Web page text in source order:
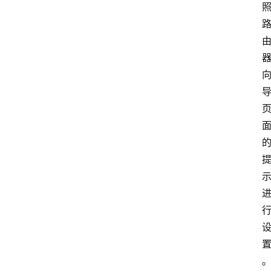
照
路
由
器
向
导
页
面
的
提
示
进
行
设
置
。